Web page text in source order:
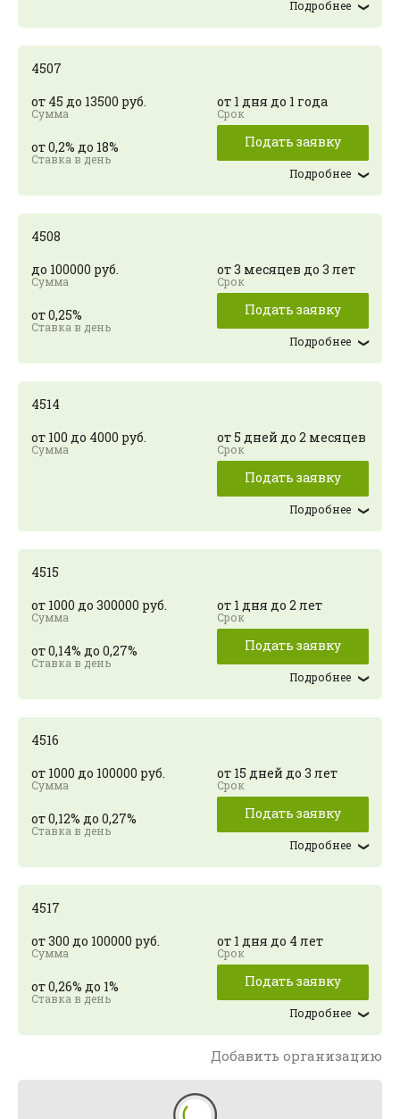
Подробнее
4507
от 45 до 13500 руб.
от 1 дня до 1 года
от 0,2% до 18% Подать заявку
Подробнее
4508
до 100000 руб.
от 3 месяцев до 3 лет
от 0,25% Подать заявку
Подробнее
4514
от 100 до 4000 руб.
от 5 дней до 2 месяцев
Подать заявку
Подробнее
4515
от 1000 до 300000 руб.
от 1 дня до 2 лет
от 0,14% до 0,27% Подать заявку
Подробнее
4516
от 1000 до 100000 руб.
от 15 дней до 3 лет
от 0,12% до 0,27% Подать заявку
Подробнее
4517
от 300 до 100000 руб.
от 1 дня до 4 лет
от 0,26% до 1% Подать заявку
Подробнее
Добавить организацию